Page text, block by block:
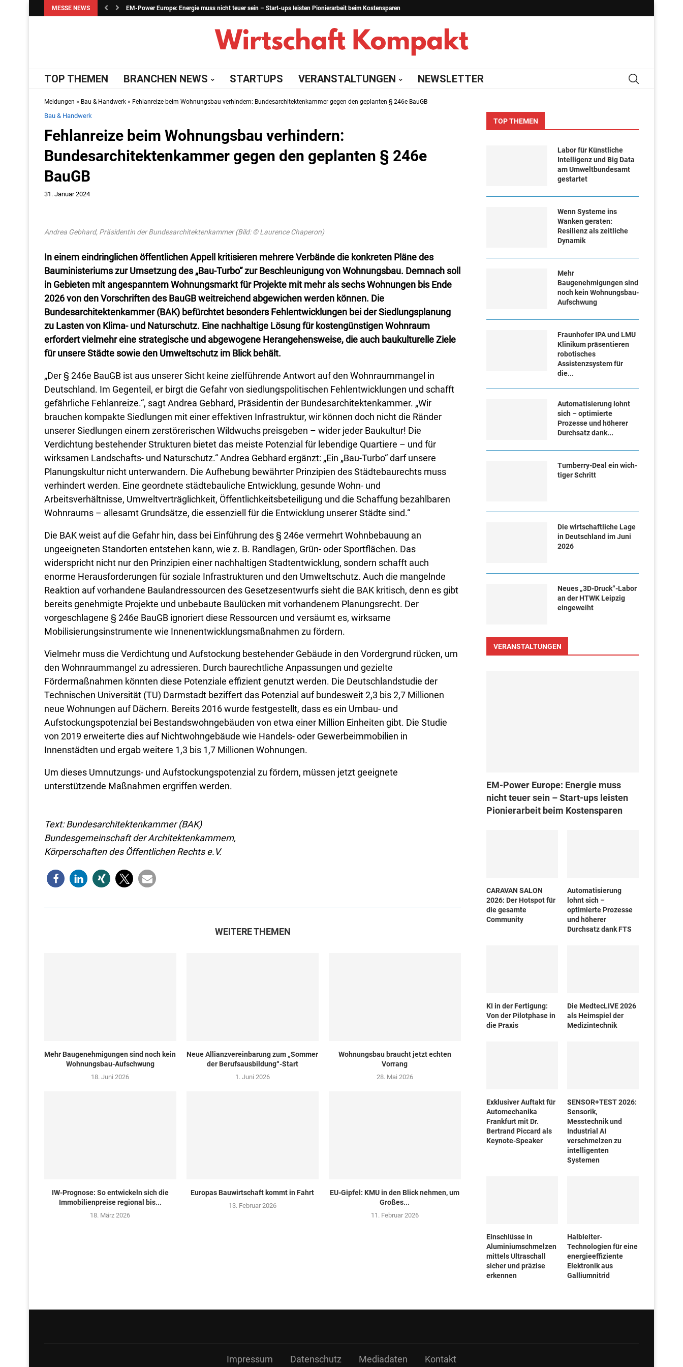
MESSE NEWS EM-Power Europe: Energie muss nicht teuer sein – Start-ups leisten Pionierarbeit beim Kostensparen
TOP THEMEN BRANCHEN NEWS STARTUPS VERANSTALTUNGEN NEWSLETTER
Meldungen » Bau & Handwerk » Fehlanreize beim Wohnungsbau verhindern: Bundesarchitektenkammer gegen den geplanten § 246e BauGB
Bau & Handwerk
Fehlanreize beim Wohnungsbau verhindern:
Bundesarchitektenkammer gegen den geplanten § 246e
BauGB
31. Januar 2024
Andrea Gebhard, Präsidentin der Bundesarchitektenkammer (Bild: © Laurence Chaperon)
In einem eindringlichen öffentlichen Appell kritisieren mehrere Verbände die konkreten Pläne des
Bauministeriums zur Umsetzung des „Bau-Turbo“ zur Beschleunigung von Wohnungsbau. Demnach soll
in Gebieten mit angespanntem Wohnungsmarkt für Projekte mit mehr als sechs Wohnungen bis Ende
2026 von den Vorschriften des BauGB weitreichend abgewichen werden können. Die
Bundesarchitektenkammer (BAK) befürchtet besonders Fehlentwicklungen bei der Siedlungsplanung
zu Lasten von Klima- und Naturschutz. Eine nachhaltige Lösung für kostengünstigen Wohnraum
erfordert vielmehr eine strategische und abgewogene Herangehensweise, die auch baukulturelle Ziele
für unsere Städte sowie den Umweltschutz im Blick behält.
„Der § 246e BauGB ist aus unserer Sicht keine zielführende Antwort auf den Wohnraummangel in
Deutschland. Im Gegenteil, er birgt die Gefahr von siedlungspolitischen Fehlentwicklungen und schafft
gefährliche Fehlanreize.“, sagt Andrea Gebhard, Präsidentin der Bundesarchitektenkammer. „Wir
brauchen kompakte Siedlungen mit einer effektiven Infrastruktur, wir können doch nicht die Ränder
unserer Siedlungen einem zerstörerischen Wildwuchs preisgeben – wider jeder Baukultur! Die
Verdichtung bestehender Strukturen bietet das meiste Potenzial für lebendige Quartiere – und für
wirksamen Landschafts- und Naturschutz.“ Andrea Gebhard ergänzt: „Ein „Bau-Turbo“ darf unsere
Planungskultur nicht unterwandern. Die Aufhebung bewährter Prinzipien des Städtebaurechts muss
verhindert werden. Eine geordnete städtebauliche Entwicklung, gesunde Wohn- und
Arbeitsverhältnisse, Umweltverträglichkeit, Öffentlichkeitsbeteiligung und die Schaffung bezahlbaren
Wohnraums – allesamt Grundsätze, die essenziell für die Entwicklung unserer Städte sind.“
Die BAK weist auf die Gefahr hin, dass bei Einführung des § 246e vermehrt Wohnbebauung an
ungeeigneten Standorten entstehen kann, wie z. B. Randlagen, Grün- oder Sportflächen. Das
widerspricht nicht nur den Prinzipien einer nachhaltigen Stadtentwicklung, sondern schafft auch
enorme Herausforderungen für soziale Infrastrukturen und den Umweltschutz. Auch die mangelnde
Reaktion auf vorhandene Baulandressourcen des Gesetzesentwurfs sieht die BAK kritisch, denn es gibt
bereits genehmigte Projekte und unbebaute Baulücken mit vorhandenem Planungsrecht. Der
vorgeschlagene § 246e BauGB ignoriert diese Ressourcen und versäumt es, wirksame
Mobilisierungsinstrumente wie Innenentwicklungsmaßnahmen zu fördern.
Vielmehr muss die Verdichtung und Aufstockung bestehender Gebäude in den Vordergrund rücken, um
den Wohnraummangel zu adressieren. Durch baurechtliche Anpassungen und gezielte
Fördermaßnahmen könnten diese Potenziale effizient genutzt werden. Die Deutschlandstudie der
Technischen Universität (TU) Darmstadt beziffert das Potenzial auf bundesweit 2,3 bis 2,7 Millionen
neue Wohnungen auf Dächern. Bereits 2016 wurde festgestellt, dass es ein Umbau- und
Aufstockungspotenzial bei Bestandswohngebäuden von etwa einer Million Einheiten gibt. Die Studie
von 2019 erweiterte dies auf Nichtwohngebäude wie Handels- oder Gewerbeimmobilien in
Innenstädten und ergab weitere 1,3 bis 1,7 Millionen Wohnungen.
Um dieses Umnutzungs- und Aufstockungspotenzial zu fördern, müssen jetzt geeignete
unterstützende Maßnahmen ergriffen werden.
Text: Bundesarchitektenkammer (BAK)
Bundesgemeinschaft der Architektenkammern,
Körperschaften des Öffentlichen Rechts e.V.
WEITERE THEMEN
Mehr Baugenehmigungen sind noch kein
Wohnungsbau-Aufschwung
18. Juni 2026
Neue Allianzvereinbarung zum „Sommer
der Berufsausbildung“-Start
1. Juni 2026
Wohnungsbau braucht jetzt echten
Vorrang
28. Mai 2026
IW-Prognose: So entwickeln sich die
Immobilienpreise regional bis...
18. März 2026
Europas Bauwirtschaft kommt in Fahrt
13. Februar 2026
EU-Gipfel: KMU in den Blick nehmen, um
Großes...
11. Februar 2026
TOP THEMEN
Labor für Künstliche
Intelligenz und Big Data
am Umweltbundesamt
gestartet
Wenn Systeme ins
Wanken geraten:
Resilienz als zeitliche
Dynamik
Mehr
Baugenehmigungen sind
noch kein Wohnungsbau-
Aufschwung
Fraunhofer IPA und LMU
Klinikum präsentieren
robotisches
Assistenzsystem für
die...
Automatisierung lohnt
sich – optimierte
Prozesse und höherer
Durchsatz dank...
Turn­ber­ry-Deal ein wich­
ti­ger Schritt
Die wirtschaftliche Lage
in Deutschland im Juni
2026
Neues „3D-Druck“-Labor
an der HTWK Leipzig
eingeweiht
VERANSTALTUNGEN
EM-Power Europe: Energie muss
nicht teuer sein – Start-ups leisten
Pionierarbeit beim Kostensparen
CARAVAN SALON
2026: Der Hotspot für
die gesamte
Community
Automatisierung
lohnt sich –
optimierte Prozesse
und höherer
Durchsatz dank FTS
KI in der Fertigung:
Von der Pilotphase in
die Praxis
Die MedtecLIVE 2026
als Heimspiel der
Medizintechnik
Exklusiver Auftakt für
Automechanika
Frankfurt mit Dr.
Bertrand Piccard als
Keynote-Speaker
SENSOR+TEST 2026:
Sensorik,
Messtechnik und
Industrial AI
verschmelzen zu
intelligenten
Systemen
Einschlüsse in
Aluminiumschmelzen
mittels Ultraschall
sicher und präzise
erkennen
Halbleiter-
Technologien für eine
energieeffiziente
Elektronik aus
Galliumnitrid
Impressum Datenschutz Mediadaten Kontakt